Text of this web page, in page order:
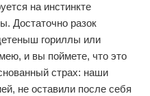
на инстинкте
Достаточно разок
гориллы или
и вы поймете, что это
страх: наши
не оставили после себя